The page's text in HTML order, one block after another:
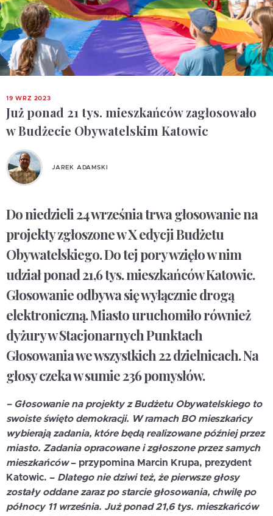
19 WRZ 2023
Już ponad 21 tys. mieszkańców zagłosowało
w Budżecie Obywatelskim Katowic
JAREK ADAMSKI
Do niedzieli 24 września trwa głosowanie na
projekty zgłoszone w X edycji Budżetu
Obywatelskiego. Do tej pory wzięło w nim
udział ponad 21,6 tys. mieszkańców Katowic.
Głosowanie odbywa się wyłącznie drogą
elektroniczną. Miasto uruchomiło również
dyżury w Stacjonarnych Punktach
Głosowania we wszystkich 22 dzielnicach. Na
głosy czeka w sumie 236 pomysłów.
– Głosowanie na projekty z Budżetu Obywatelskiego to
swoiste święto demokracji. W ramach BO mieszkańcy
wybierają zadania, które będą realizowane później przez
miasto. Zadania opracowane i zgłoszone przez samych
mieszkańców– przypomina Marcin Krupa, prezydent
Katowic. – Dlatego nie dziwi też, że pierwsze głosy
zostały oddane zaraz po starcie głosowania, chwilę po
północy 11 września. Już ponad 21,6 tys. mieszkańców